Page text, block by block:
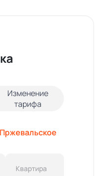
Изменение
тарифа